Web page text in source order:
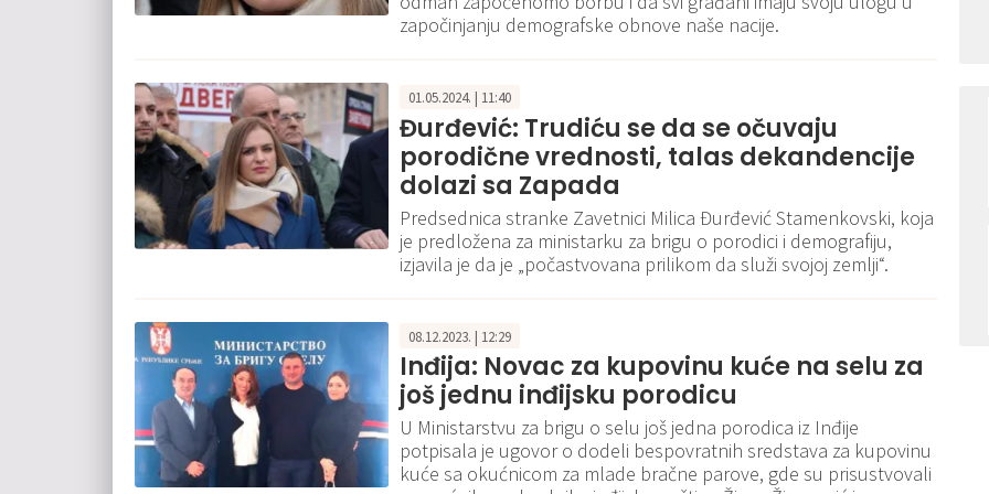
započinjanju demografske obnove naše nacije.
01.05.2024. | 11:40
Đurđević: Trudiću se da se očuvaju
porodične vrednosti, talas dekandencije
dolazi sa Zapada
Predsednica stranke Zavetnici Milica Đurđević Stamenkovski, koja
je predložena za ministarku za brigu o porodici i demografiju,
izjavila je da je „počastvovana prilikom da služi svojoj zemlji“.
08.12.2023. | 12:29
Inđija: Novac za kupovinu kuće na selu za
još jednu inđijsku porodicu
U Ministarstvu za brigu o selu još jedna porodica iz Inđije
potpisala je ugovor o dodeli bespovratnih sredstava za kupovinu
kuće sa okućnicom za mlade bračne parove, gde su prisustvovali